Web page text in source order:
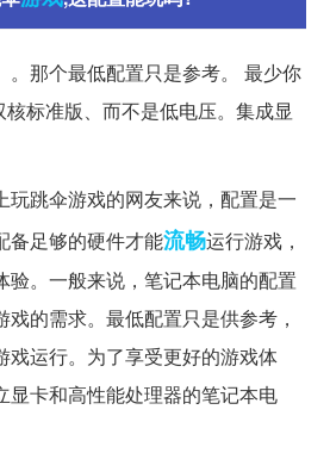
。那个最低配置只是参考。 最少你
标准版、而不是低电压。集成显
玩跳伞游戏的网友来说，配置是一
备足够的硬件才能流畅运行游戏，
验。一般来说，笔记本电脑的配置
的需求。最低配置只是供参考，
戏运行。为了享受更好的游戏体
显卡和高性能处理器的笔记本电